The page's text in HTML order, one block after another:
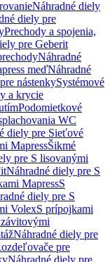
Náhradné diely
diely pre
Prechody a spojenia,
pre Geberit
Náhradné
meďNáhradné
nástenkySystémové
a krycie
Podomietkové
WC
diely pre Sieťové
MapressŠikmé
pre S lisovanými
Náhradné diely pre S
MapressS
diely pre S
VolexS prípojkami
Náhradné diely pre
pre
Náhradné diely pre